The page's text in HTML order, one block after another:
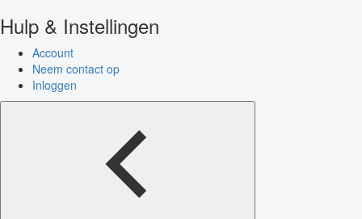
Hulp & Instellingen
Account
Neem contact op
Inloggen